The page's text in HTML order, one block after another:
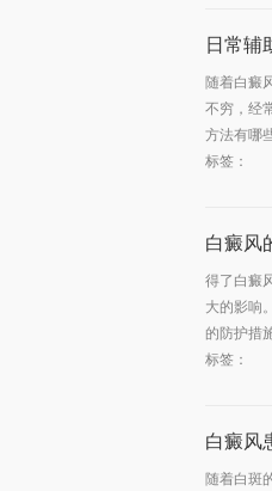
日常辅
随着白癜
不穷，经
方法有哪
标签：
白癜风
得了白癜
大的影响
的防护措
标签：
白癜风
随着白斑